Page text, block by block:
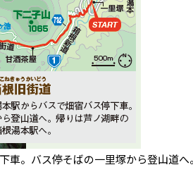
車。バス停そばの一里塚から登山道